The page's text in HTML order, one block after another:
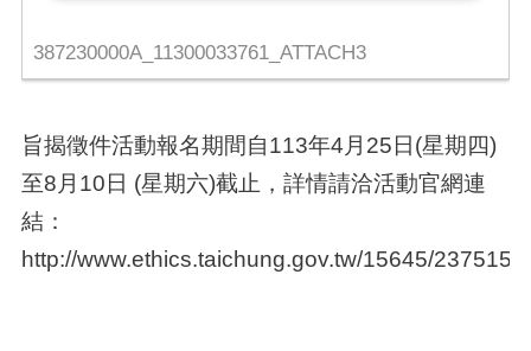
387230000A_11300033761_ATTACH3
旨揭徵件活動報名期間自113年4月25日(星期四)
至8月10日 (星期六)截止，詳情請洽活動官網連
結：
http://www.ethics.taichung.gov.tw/15645/